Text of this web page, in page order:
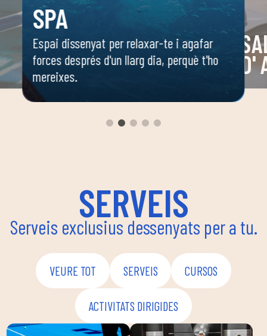
SPA
Espai dissenyat per relaxar-te i agafar
forces després d'un llarg dia, perquè t'ho
mereixes.
D'
SERVEIS
Serveis exclusius dessenyats per a tu.
VEURE TOT SERVEIS CURSOS
ACTIVITATS DIRIGIDES